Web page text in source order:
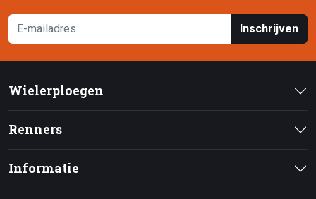
Inschrijven
Wielerploegen
Renners
Informatie